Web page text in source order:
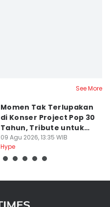
See More
Momen Tak Terlupakan
di Konser Project Pop 30
Tahun, Tribute untuk
Oon
09 Agu 2026, 13:35 WIB
Hype